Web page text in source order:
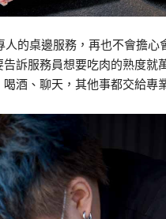
人的桌邊服務，再也不會擔心
告訴服務員想要吃肉的熟度就
酒、聊天，其他事都交給專